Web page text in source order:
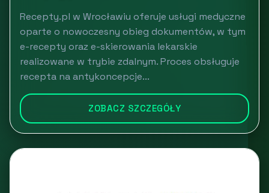
Recepty.pl w Wrocławiu oferuje usługi medyczne
oparte o nowoczesny obieg dokumentów, w tym
e-recepty oraz e-skierowania lekarskie
realizowane w trybie zdalnym. Proces obsługuje
recepta na antykoncepcje...
ZOBACZ SZCZEGÓŁY